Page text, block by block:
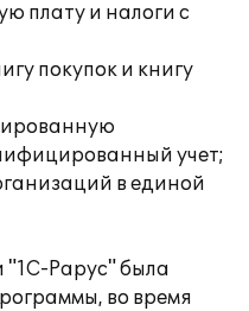
плату и налоги с
покупок и книгу
учет;
в единой
Рарус" была
во время